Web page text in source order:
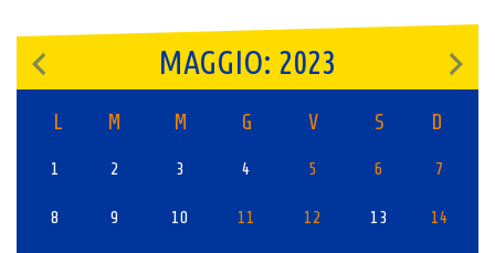
MAGGIO: 2023
L M M G V S D
1 2 3 4 5 6 7
8 9 10 11 12 13 14